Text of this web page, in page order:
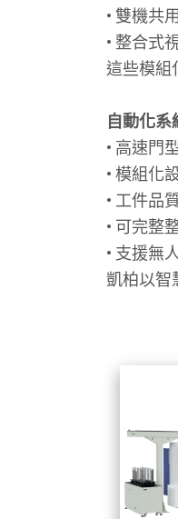
• 雙機共
• 整合式
這些模組
自動化系
• 高速門
• 模組化
• 工件品
• 可完整
• 支援無
凱柏以智